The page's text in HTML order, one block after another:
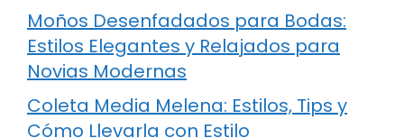
Moños Desenfadados para Bodas:
Estilos Elegantes y Relajados para
Novias Modernas
Coleta Media Melena: Estilos, Tips y
Cómo Llevarla con Estilo